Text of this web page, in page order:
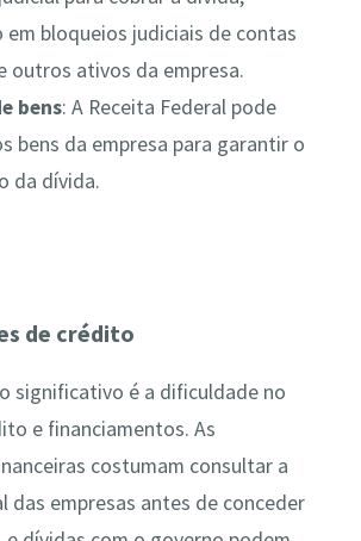
em bloqueios judiciais de contas
outros ativos da empresa.
bens: A Receita Federal pode
bens da empresa para garantir o
da dívida.
de crédito
significativo é a dificuldade no
e financiamentos. As
costumam consultar a
das empresas antes de conceder